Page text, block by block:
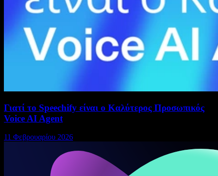
Γιατί το Speechify είναι ο Καλύτερος Προσωπικός
Voice AI Agent
11 Φεβρουαρίου 2026